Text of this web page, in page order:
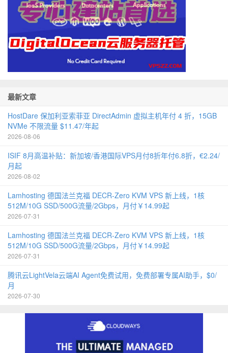
最新文章
HostDare 保加利亚索菲亚 DirectAdmin 虚拟主机年付 4 折，15GB
NVMe 不限流量 $11.47/年起
2026-08-06
ISIF 8月高温补贴：新加坡/香港国际VPS月付8折年付6.8折，€2.24/
月起
2026-08-02
Lamhosting 德国法兰克福 DECR-Zero KVM VPS 新上线，1核
512M/10G SSD/500G流量/2Gbps，月付￥14.99起
2026-07-31
Lamhosting 德国法兰克福 DECR-Zero KVM VPS 新上线，1核
512M/10G SSD/500G流量/2Gbps，月付￥14.99起
2026-07-31
腾讯云LightVela云端AI Agent免费试用，免费部署专属AI助手，$0/
月
2026-07-30